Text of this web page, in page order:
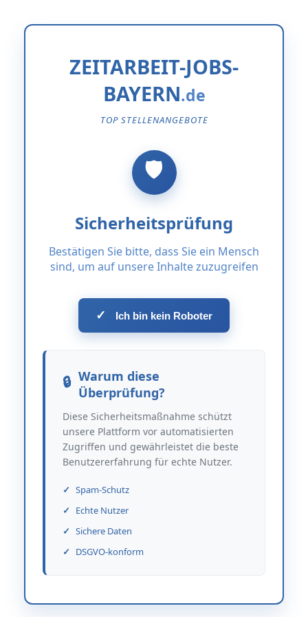
ZEITARBEIT-JOBS-
BAYERN
TOP STELLENANGEBOTE
Sicherheitsprüfung
Bestätigen Sie bitte, dass Sie ein Mensch
sind, um auf unsere Inhalte zuzugreifen
✓ Ich bin kein Roboter
Warum diese
Überprüfung?
Diese Sicherheitsmaßnahme schützt
unsere Plattform vor automatisierten
Zugriffen und gewährleistet die beste
Benutzererfahrung für echte Nutzer.
Spam-Schutz
Echte Nutzer
Sichere Daten
DSGVO-konform